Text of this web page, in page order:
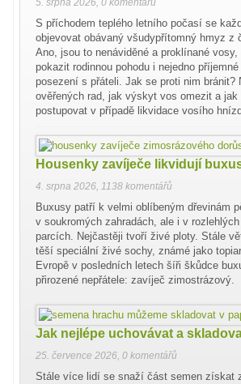
5. srpna 2026, 0 komentářů
S příchodem teplého letního počasí se
objevovat obávaný všudypřítomný hmyz z
Ano, jsou to nenáviděné a proklínané vosy,
pokazit rodinnou pohodu i nejedno
posezení s přáteli. Jak se proti nim bránit?
ověřených rad, jak výskyt vos omezit a jak
postupovat v případě likvidace vosího
Housenky zavíječe likvidují
4. srpna 2026, 1138 komentářů
Buxusy patří k velmi oblíbeným dřevinám
v soukromých zahradách, ale i v
parcích. Nejčastěji tvoří živé ploty. Stále
těší speciální živé sochy, známé jako
Evropě v posledních letech šíři škůdce
přirozené nepřátele: zavíječ zimostrázový.
Jak nejlépe uchovávat a
25. července 2026, 0 komentářů
Stále více lidí se snaží část semen získat